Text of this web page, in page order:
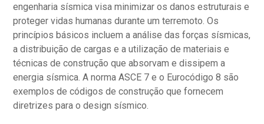
engenharia sísmica visa minimizar os danos estruturais e
proteger vidas humanas durante um terremoto. Os
princípios básicos incluem a análise das forças sísmicas,
a distribuição de cargas e a utilização de materiais e
técnicas de construção que absorvam e dissipem a
energia sísmica. A norma ASCE 7 e o Eurocódigo 8 são
exemplos de códigos de construção que fornecem
diretrizes para o design sísmico.